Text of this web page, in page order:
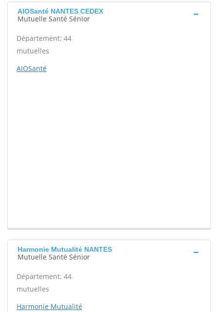
AIOSanté NANTES CEDEX
Mutuelle Santé Sénior
Département: 44
mutuelles
AIOSanté
Harmonie Mutualité NANTES
Mutuelle Santé Sénior
Département: 44
mutuelles
Harmonie Mutualité